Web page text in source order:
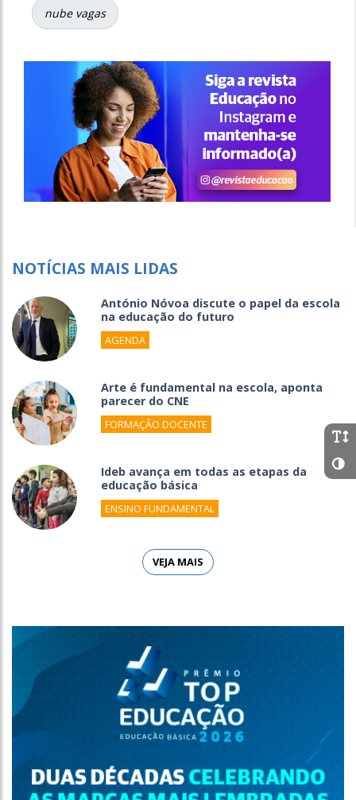
nube vagas
NOTÍCIAS MAIS LIDAS
António Nóvoa discute o papel da escola
na educação do futuro
AGENDA
Arte é fundamental na escola, aponta
parecer do CNE
FORMAÇÃO DOCENTE
Ideb avança em todas as etapas da
educação básica
ENSINO FUNDAMENTAL
VEJA MAIS